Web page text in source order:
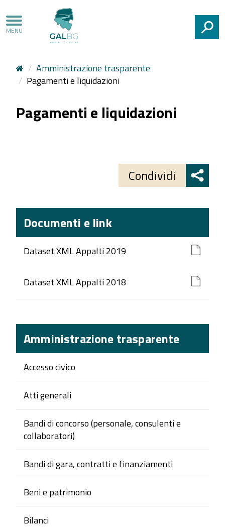
Amministrazione trasparente
Pagamenti e liquidazioni
Pagamenti e liquidazioni
Condividi
Documenti e link
Dataset XML Appalti 2019
Dataset XML Appalti 2018
Amministrazione trasparente
Accesso civico
Atti generali
Bandi di concorso (personale, consulenti e
collaboratori)
Bandi di gara, contratti e finanziamenti
Beni e patrimonio
Bilanci